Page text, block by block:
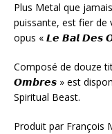
Plus Metal que
puissante, est fier de
opus « 𝙇𝙚 𝘽𝙖𝙡 𝘿𝙚𝙨
Composé de douze
𝙊𝙢𝙗𝙧𝙚𝙨 » est
Spiritual Beast.
Produit par François